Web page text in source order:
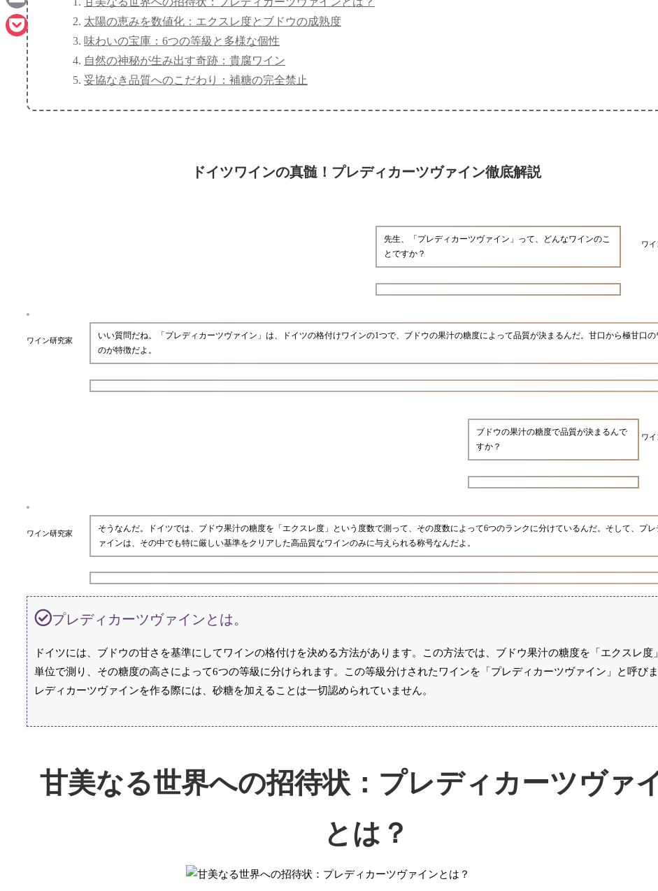
太陽の恵みを数値化：エクスレ度とブドウの成熟度
味わいの宝庫：6つの等級と多様な個性
自然の神秘が生み出す奇跡：貴腐ワイン
妥協なき品質へのこだわり：補糖の完全禁止
ドイツワインの真髄！プレディカーツヴァイン徹底解説
ワ
先生、「プレディカーツヴァイン」って、どんなワインのこ
とですか？
ワイン研究家
いい質問だね。「プレディカーツヴァイン」は、ドイツの格付けワインの1つで、ブドウの果汁の糖度によって品質が決まるんだ。甘口から極甘口
のが特徴だよ。
ワ
ブドウの果汁の糖度で品質が決まるんで
すか？
ワイン研究家
そうなんだ。ドイツでは、ブドウ果汁の糖度を「エクスレ度」という度数で測って、その度数によって6つのランクに分けているんだ。そして、プ
ァインは、その中でも特に厳しい基準をクリアした高品質なワインのみに与えられる称号なんだよ。
プレディカーツヴァインとは。
ドイツには、ブドウの甘さを基準にしてワインの格付けを決める方法があります。この方法では、ブドウ果汁の糖度を「エクスレ度
単位で測り、その糖度の高さによって6つの等級に分けられます。この等級分けされたワインを「プレディカーツヴァイン」と呼び
レディカーツヴァインを作る際には、砂糖を加えることは一切認められていません。
甘美なる世界への招待状：プレディカーツヴァ
とは？
Email
Pocket